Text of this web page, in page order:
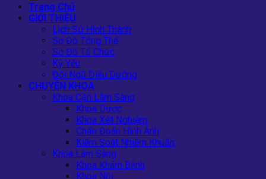
Trang Chủ
GIỚI THIỆU
Lịch Sử Hình Thành
Sơ Đồ Tổng Thể
Sơ Đồ Tổ Chức
Kỷ Yếu
Đội Ngũ Điều Dưỡng
CHUYÊN KHOA
Khoa Cận Lâm Sàng
Khoa Dược
Khoa Xét Nghiệm
Chẩn Đoán Hình Ảnh
Kiểm Soát Nhiễm Khuẩn
Khoa Lâm Sàng
Khoa Khám Bệnh
Khoa Nội